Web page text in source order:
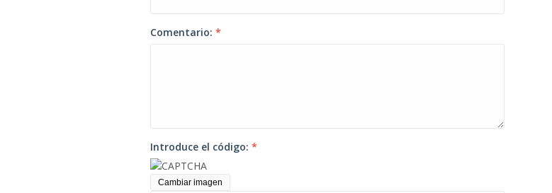
Comentario: *
Introduce el código: *
Cambiar imagen